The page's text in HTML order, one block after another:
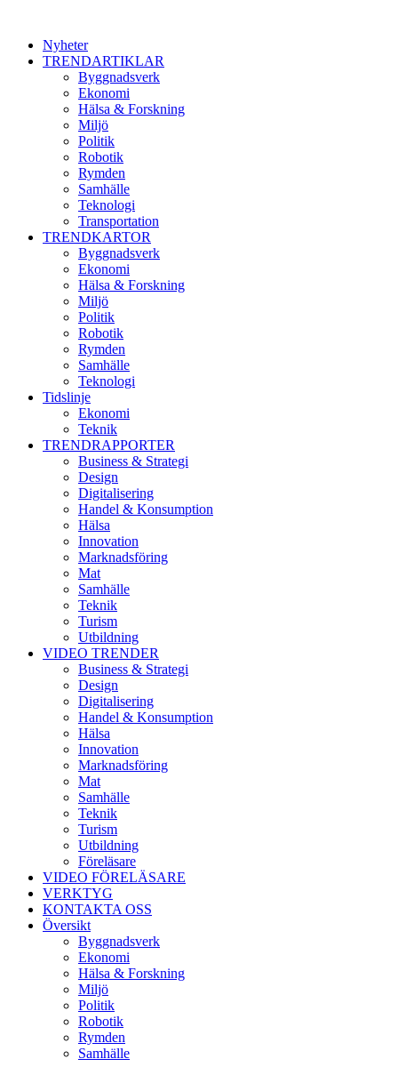
Nyheter
TRENDARTIKLAR
Byggnadsverk
Ekonomi
Hälsa & Forskning
Miljö
Politik
Robotik
Rymden
Samhälle
Teknologi
Transportation
TRENDKARTOR
Byggnadsverk
Ekonomi
Hälsa & Forskning
Miljö
Politik
Robotik
Rymden
Samhälle
Teknologi
Tidslinje
Ekonomi
Teknik
TRENDRAPPORTER
Business & Strategi
Design
Digitalisering
Handel & Konsumption
Hälsa
Innovation
Marknadsföring
Mat
Samhälle
Teknik
Turism
Utbildning
VIDEO TRENDER
Business & Strategi
Design
Digitalisering
Handel & Konsumption
Hälsa
Innovation
Marknadsföring
Mat
Samhälle
Teknik
Turism
Utbildning
Föreläsare
VIDEO FÖRELÄSARE
VERKTYG
KONTAKTA OSS
Översikt
Byggnadsverk
Ekonomi
Hälsa & Forskning
Miljö
Politik
Robotik
Rymden
Samhälle